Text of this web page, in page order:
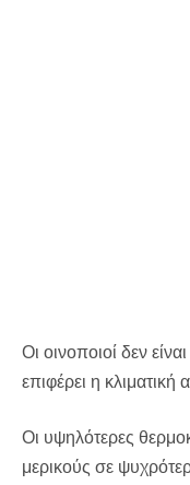
Οι οινοποιοί δεν
επιφέρει η κλιματική
Οι υψηλότερες
μερικούς σε